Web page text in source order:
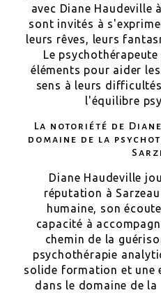
avec Diane Haudeville
sont invités à
leurs rêves, leurs
Le
éléments pour aider
sens à leurs
l'équilibre
La notoriété de
domaine de la
Diane Haudeville
réputation à
humaine, son
capacité à
chemin de la
psychothérapie
solide formation et une
dans le domaine de